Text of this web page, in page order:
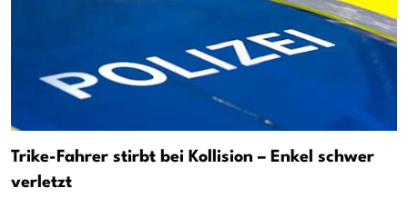
Trike-Fahrer stirbt bei Kollision – Enkel schwer
verletzt